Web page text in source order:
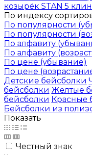
козырёк STAN 5
По индексу
По популярности
По популярности
По алфавиту
По алфавиту
По цене (убывание)
По цене
Детские бейсболки
бейсболки Желтые
бейсболки Красные
Бейсболки из
Показать
Честный знак